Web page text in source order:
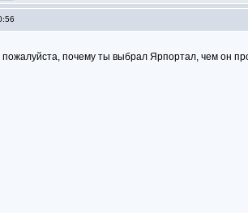
пожалуйста, почему ты выбрал Ярпортал, чем он